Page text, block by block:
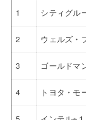
1 シティグル
2 ウェルズ・
3 ゴールドマ
4 トヨタ・モ